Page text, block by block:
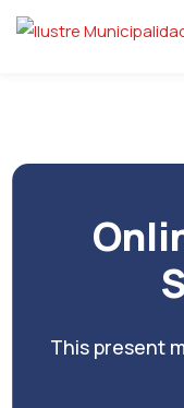
This present